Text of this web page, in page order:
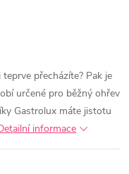
přecházíte? Pak je
určené pro běžný ohřev
Gastrolux máte jistotu
informace